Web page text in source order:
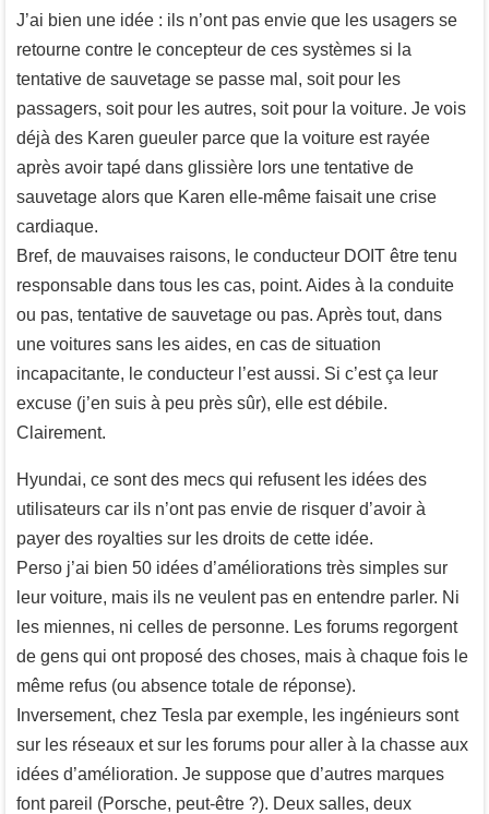
J’ai bien une idée : ils n’ont pas envie que les usagers se
retourne contre le concepteur de ces systèmes si la
tentative de sauvetage se passe mal, soit pour les
passagers, soit pour les autres, soit pour la voiture. Je vois
déjà des Karen gueuler parce que la voiture est rayée
après avoir tapé dans glissière lors une tentative de
sauvetage alors que Karen elle-même faisait une crise
cardiaque.
Bref, de mauvaises raisons, le conducteur DOIT être tenu
responsable dans tous les cas, point. Aides à la conduite
ou pas, tentative de sauvetage ou pas. Après tout, dans
une voitures sans les aides, en cas de situation
incapacitante, le conducteur l’est aussi. Si c’est ça leur
excuse (j’en suis à peu près sûr), elle est débile.
Clairement.
Hyundai, ce sont des mecs qui refusent les idées des
utilisateurs car ils n’ont pas envie de risquer d’avoir à
payer des royalties sur les droits de cette idée.
Perso j’ai bien 50 idées d’améliorations très simples sur
leur voiture, mais ils ne veulent pas en entendre parler. Ni
les miennes, ni celles de personne. Les forums regorgent
de gens qui ont proposé des choses, mais à chaque fois le
même refus (ou absence totale de réponse).
Inversement, chez Tesla par exemple, les ingénieurs sont
sur les réseaux et sur les forums pour aller à la chasse aux
idées d’amélioration. Je suppose que d’autres marques
font pareil (Porsche, peut-être ?). Deux salles, deux